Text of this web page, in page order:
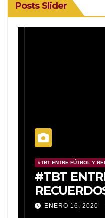
Posts Slider
#TBT ENTRE FÚTBOL Y
#TBT
RECUERDOS
ENERO 16, 2020